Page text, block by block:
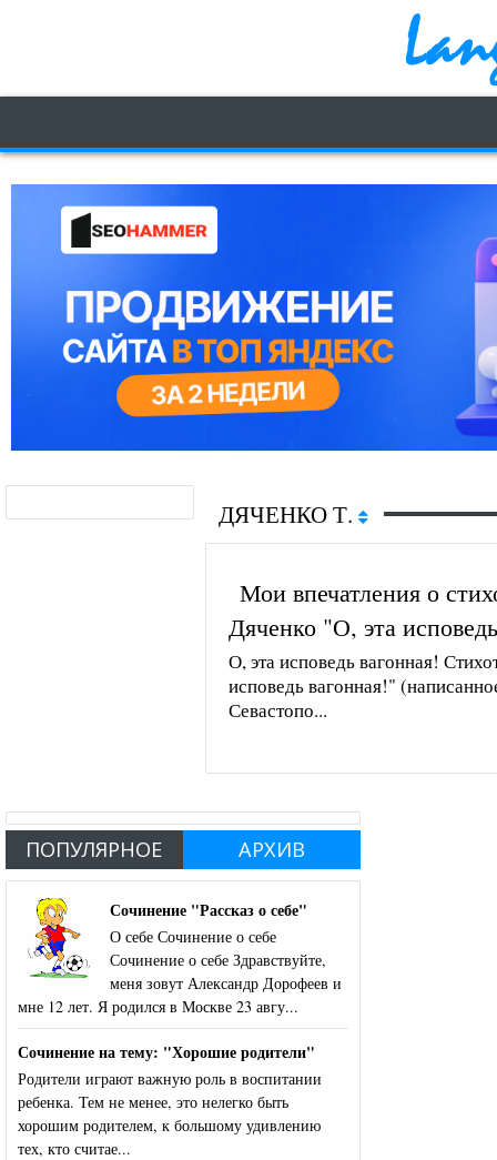
ДЯЧЕНКО Т.
Мои впечатления о
Дяченко "О, эта
О, эта исповедь вагонная!
исповедь вагонная!"
Севастопо...
ПОПУЛЯРНОЕ АРХИВ
Сочинение "Рассказ о себе"
О себе Сочинение о себе
Сочинение о себе Здравствуйте,
меня зовут Александр Дорофеев и
мне 12 лет. Я родился в Москве 23 авгу...
Сочинение на тему: "Хорошие родители"
Родители играют важную роль в воспитании
ребенка. Тем не менее, это нелегко быть
хорошим родителем, к большому удивлению
тех, кто считае...